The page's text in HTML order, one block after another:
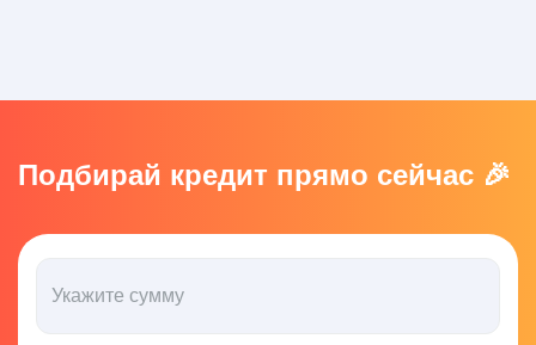
Подбирай кредит прямо сейчас 🎉
Укажите сумму